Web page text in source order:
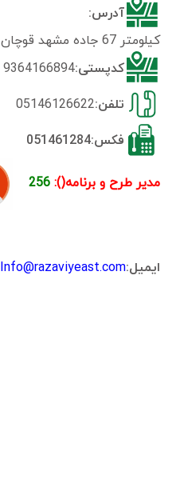
آدرس:
کیلومتر 67 جاده مشهد قوچان - شرکت خمیرمایه رضوی
کدپستی:9364166894
تلفن:05146126622
فکس:051461284
مدیر طرح و برنامه():256
ایمیل:Info@razaviyeast.com